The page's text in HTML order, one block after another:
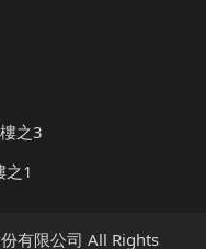
之3
之1
有限公司 All Rights